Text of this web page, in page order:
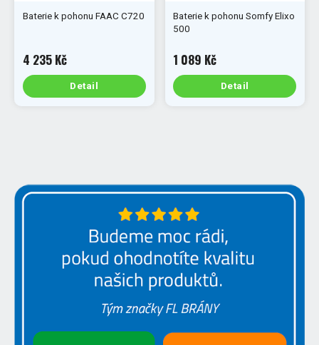
Baterie k pohonu FAAC C720
4 235 Kč
Detail
Baterie k pohonu Somfy Elixo
500
1 089 Kč
Detail